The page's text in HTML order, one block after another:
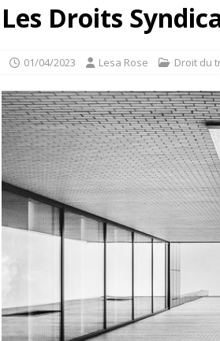
Les Droits
01/04/2023 Lesa Rose Droit du